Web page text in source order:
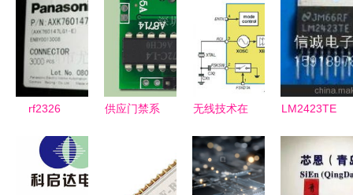
rf2326
成电路ic
供应门禁系
术与超外差
无线技术在
据采集系统
中的应用与
LM2423TE
路 价格、
厂家、图片